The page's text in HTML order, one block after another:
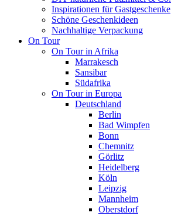
Inspirationen für Gastgeschenke
Schöne Geschenkideen
Nachhaltige Verpackung
On Tour
On Tour in Afrika
Marrakesch
Sansibar
Südafrika
On Tour in Europa
Deutschland
Berlin
Bad Wimpfen
Bonn
Chemnitz
Görlitz
Heidelberg
Köln
Leipzig
Mannheim
Oberstdorf